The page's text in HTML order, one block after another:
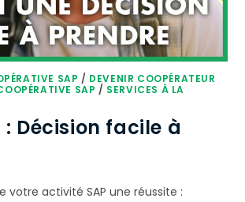
SAP / DEVENIR COOPÉRATEUR
SAP / SERVICES À LA
: Décision facile à
votre activité SAP une réussite :